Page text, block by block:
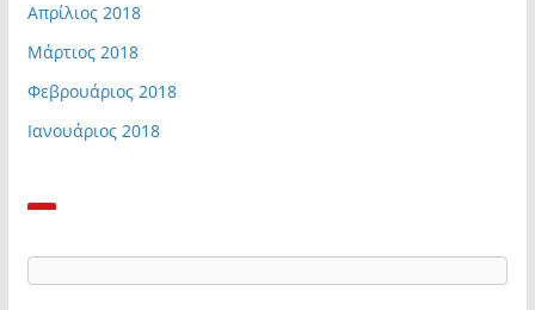
Απρίλιος 2018
Μάρτιος 2018
Φεβρουάριος 2018
Ιανουάριος 2018